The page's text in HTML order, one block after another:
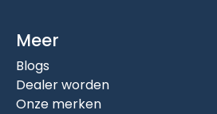
Meer
Blogs
Dealer worden
Onze merken